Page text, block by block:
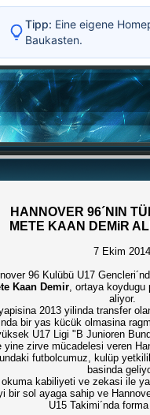
HANNOVER 96´NIN
METE KAAN DEMiR
7 Ekim 2014
96 Kulübü U17
Kaan Demir, ortaya koydugu
aliyor.
2013 yilinda transfer
bir yas kücük olmasina
U17 Ligi "B Junioren
yine zirve mücadelesi veren
futbolcumuz, kulüp
basinda
kabiliyeti ve zekasi ile
bir sol ayaga sahip ve
U15 Takimi´nda
Tipp: Eine eigene
Baukasten.